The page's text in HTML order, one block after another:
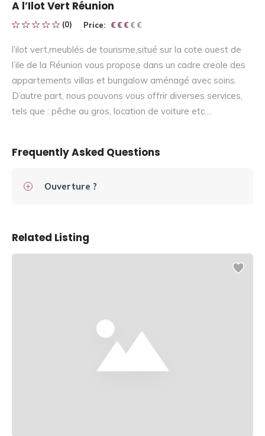
A l’Ilot Vert Réunion
(0) Price: € € € € €
€ € €
l’ilot vert,meublés de tourisme,situé sur la cote ouest de
l’ile de la Réunion vous propose dans un cadre creole des
appartements villas et bungalow aménagé avec soins.
D’autre part, nous pouvons vous offrir diverses services,
tels que : pêche au gros, location de voiture etc…
Frequently Asked Questions
Ouverture ?
Related Listing